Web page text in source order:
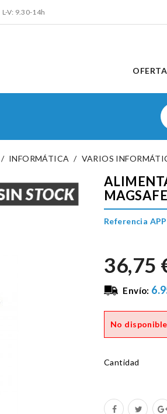
L-V: 9.30-14h
INFORMÁTICA VARIOS
Referencia
36,75
Envío:
No
Cantidad